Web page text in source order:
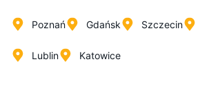
Poznań Gdańsk Szczecin
Lublin Katowice